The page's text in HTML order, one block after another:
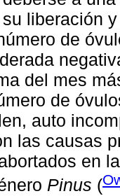
liberación
de
del mes
de
auto
las causas
en
Pinus (